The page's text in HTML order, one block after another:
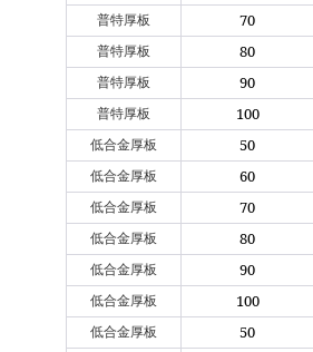
普特厚板 70
普特厚板 80
普特厚板 90
普特厚板 100
低合金厚板 50
低合金厚板 60
低合金厚板 70
低合金厚板 80
低合金厚板 90
低合金厚板 100
低合金厚板 50